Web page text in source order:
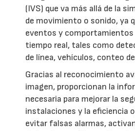
(IVS) que va más allá de la
de movimiento o sonido, ya
eventos y comportamientos
tiempo real, tales como
de línea, vehículos, conteo
Gracias al reconocimiento
imagen, proporcionan la
necesaria para mejorar la
instalaciones y la eficiencia
evitar falsas alarmas,